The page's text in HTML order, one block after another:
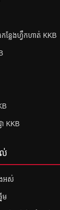
ន្លែងហ្វឹកហាត់ KKB
KKB
ល់
ងអស់
ម